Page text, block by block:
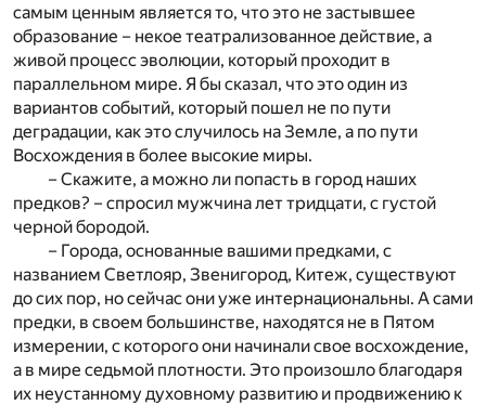
самым ценным является то, что это не застывшее
образование – некое театрализованное действие, а
живой процесс эволюции, который проходит в
параллельном мире. Я бы сказал, что это один из
вариантов событий, который пошел не по пути
деградации, как это случилось на Земле, а по пути
Восхождения в более высокие миры.
– Скажите, а можно ли попасть в город наших
предков? – спросил мужчина лет тридцати, с густой
черной бородой.
– Города, основанные вашими предками, с
названием Светлояр, Звенигород, Китеж, существуют
до сих пор, но сейчас они уже интернациональны. А сами
предки, в своем большинстве, находятся не в Пятом
измерении, с которого они начинали свое восхождение,
а в мире седьмой плотности. Это произошло благодаря
их неустанному духовному развитию и продвижению к